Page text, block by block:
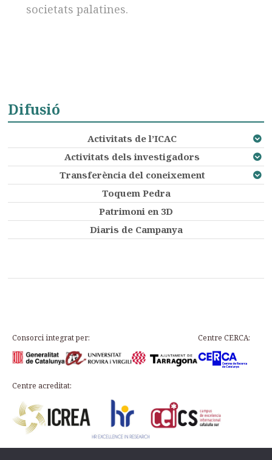
societats palatines.
Difusió
Activitats de l’ICAC
Activitats dels investigadors
Transferència del coneixement
Toquem Pedra
Patrimoni en 3D
Diaris de Campanya
Consorci integrat per: Centre CERCA:
Centre acreditat: